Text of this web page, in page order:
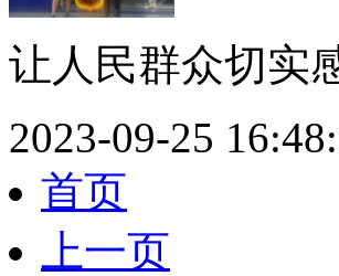
让人民群众切实
2023-09-25
首页
上一页